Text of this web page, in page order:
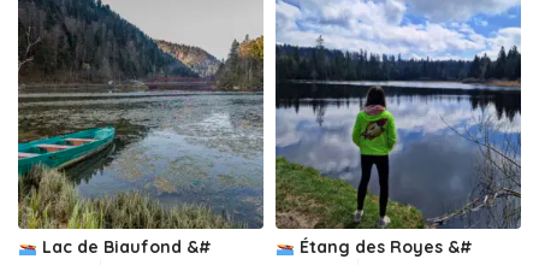
Lac de Biaufond &# Étang des Royes &#